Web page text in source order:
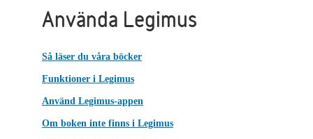
Använda Legimus
Så läser du våra böcker
Funktioner i Legimus
Använd Legimus-appen
Om boken inte finns i Legimus